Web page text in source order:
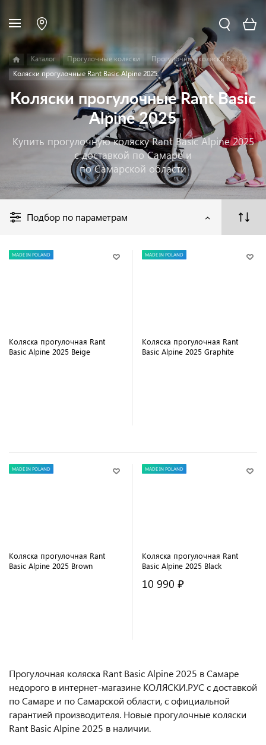
Каталог Прогулочные коляски
Прогулочные коляски Rant
Коляски прогулочные Rant Basic Alpine 2025
Коляски прогулочные Rant Basic
Alpine 2025
Купить прогулочную коляску Rant Basic Alpine 2025
с доставкой по Самаре и
по Самарской области
Подбор по параметрам
MADE IN POLAND
Коляска прогулочная Rant
Basic Alpine 2025 Beige
MADE IN POLAND
Коляска прогулочная Rant
Basic Alpine 2025 Graphite
MADE IN POLAND
Коляска прогулочная Rant
Basic Alpine 2025 Brown
MADE IN POLAND
Коляска прогулочная Rant
Basic Alpine 2025 Black
10 990 ₽
Прогулочная коляска Rant Basic Alpine 2025 в Самаре
недорого в интернет-магазине КОЛЯСКИ.РУС с доставкой
по Самаре и по Самарской области, с официальной
гарантией производителя. Новые прогулочные коляски
Rant Basic Alpine 2025 в наличии.